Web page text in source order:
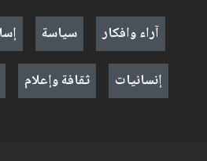
آراء وافكار
سياسة
إنسانيات
ثقافة وإعلام